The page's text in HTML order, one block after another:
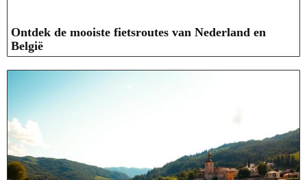
Ontdek de mooiste fietsroutes van Nederland en
België